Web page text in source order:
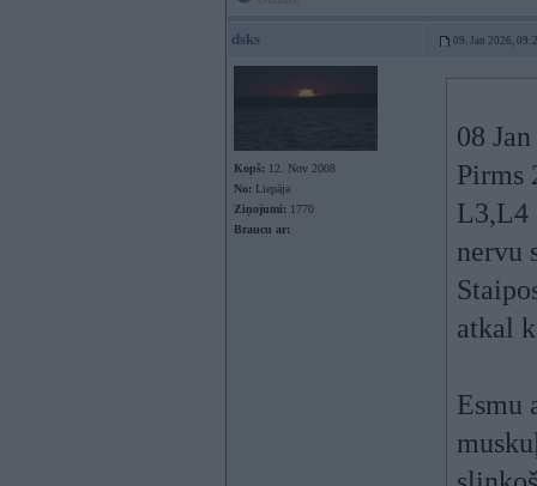
dsks 09. Jan 2026,
Kopš: 12. Nov 2008
No: Liepāja
Ziņojumi: 1770
Braucu ar:
08
Pirms
L3,L4
nervu
atkal
Esmu